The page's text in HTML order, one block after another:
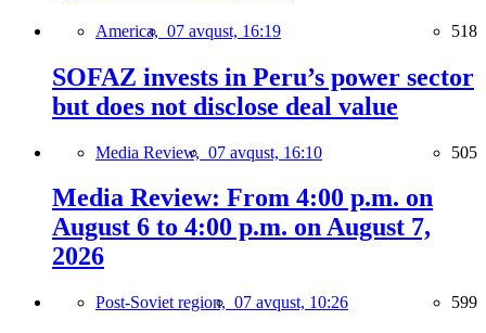
America, 07 avqust, 16:19 518
SOFAZ invests in Peru’s power sector
but does not disclose deal value
Media Review, 07 avqust, 16:10 505
Media Review: From 4:00 p.m. on
August 6 to 4:00 p.m. on August 7,
2026
Post-Soviet region, 07 avqust, 10:26 599